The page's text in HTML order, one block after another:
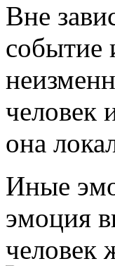
Вне
событие
человек
она
Иные
эмоция
человек